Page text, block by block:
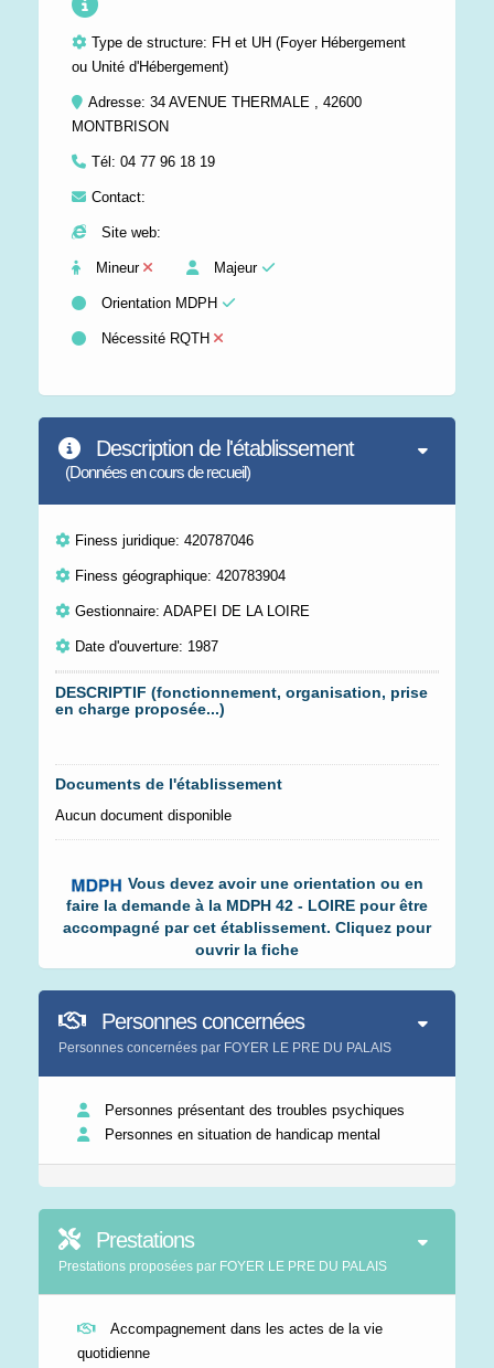
Type de structure: FH et UH (Foyer Hébergement
ou Unité d'Hébergement)
Adresse: 34 AVENUE THERMALE , 42600
MONTBRISON
Tél: 04 77 96 18 19
Contact:
Site web:
Mineur Majeur
Orientation MDPH
Nécessité RQTH
Description de l'établissement
(Données en cours de recueil)
Finess juridique: 420787046
Finess géographique: 420783904
Gestionnaire: ADAPEI DE LA LOIRE
Date d'ouverture: 1987
DESCRIPTIF (fonctionnement, organisation, prise
en charge proposée...)
Documents de l'établissement
Aucun document disponible
Vous devez avoir une orientation ou en
faire la demande à la MDPH 42 - LOIRE pour être
accompagné par cet établissement. Cliquez pour
ouvrir la fiche
Personnes concernées
Personnes concernées par FOYER LE PRE DU PALAIS
Personnes présentant des troubles psychiques
Personnes en situation de handicap mental
Prestations
Prestations proposées par FOYER LE PRE DU PALAIS
Accompagnement dans les actes de la vie
quotidienne